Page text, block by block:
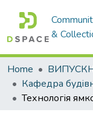
&
Home